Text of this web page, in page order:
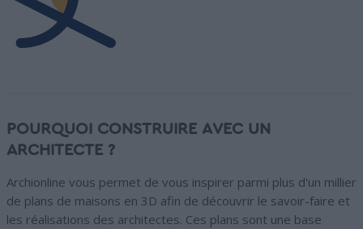
POURQUOI CONSTRUIRE AVEC UN
ARCHITECTE ?
Archionline vous permet de vous inspirer parmi plus d'un millier
de plans de maisons en 3D afin de découvrir le savoir-faire et
les réalisations des architectes. Ces plans sont une base